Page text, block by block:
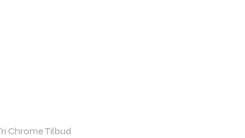
Chrome Tilbud